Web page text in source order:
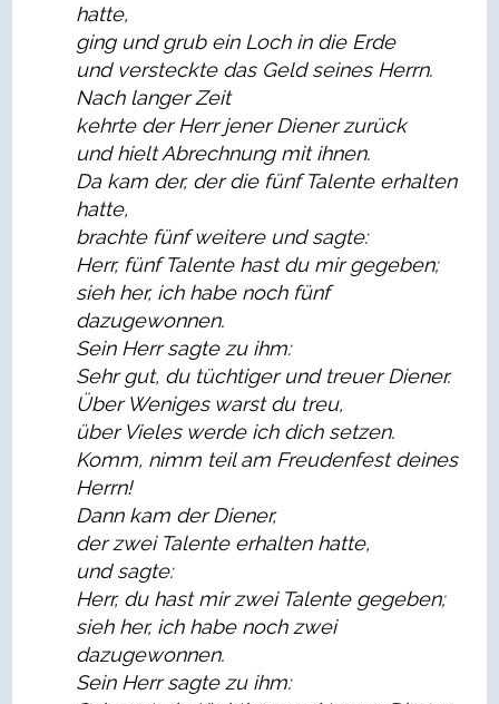
hatte,
ging und grub ein Loch in die Erde
und versteckte das Geld seines Herrn.
Nach langer Zeit
kehrte der Herr jener Diener zurück
und hielt Abrechnung mit ihnen.
Da kam der, der die fünf Talente erhalten
hatte,
brachte fünf weitere und sagte:
Herr, fünf Talente hast du mir gegeben;
sieh her, ich habe noch fünf
dazugewonnen.
Sein Herr sagte zu ihm:
Sehr gut, du tüchtiger und treuer Diener.
Über Weniges warst du treu,
über Vieles werde ich dich setzen.
Komm, nimm teil am Freudenfest deines
Herrn!
Dann kam der Diener,
der zwei Talente erhalten hatte,
und sagte:
Herr, du hast mir zwei Talente gegeben;
sieh her, ich habe noch zwei
dazugewonnen.
Sein Herr sagte zu ihm: